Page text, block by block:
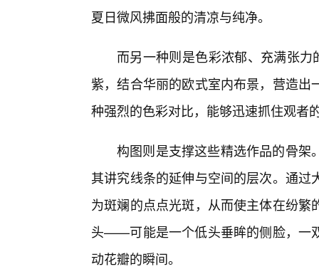
夏日微风拂面般的清凉与纯净。
而另一种则是色彩浓郁、充满张力
紫，结合华丽的欧式室内布景，营造
种强烈的色彩对比，能够迅速抓住观者
构图则是支撑这些精选作品的骨架
其讲究线条的延伸与空间的层次。通
为斑斓的点点光斑，从而使主体在纷
头——可能是一个低头垂眸的侧脸，一
动花瓣的瞬间。